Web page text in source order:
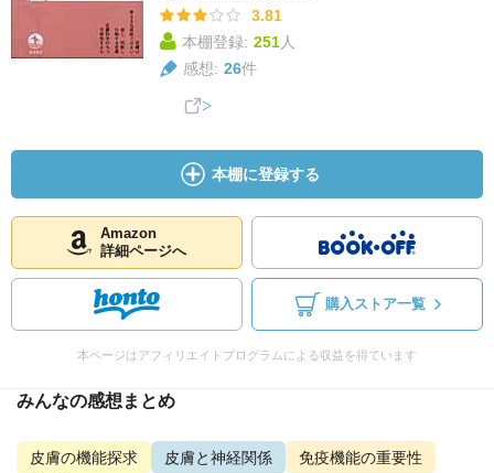
3.81
本棚登録: 251人
感想: 26件
本棚に登録する
Amazon
詳細ページへ
購入ストア一覧
本ページはアフィリエイトプログラムによる収益を得ています
みんなの感想まとめ
皮膚の機能探求 皮膚と神経関係
免疫機能の重要性